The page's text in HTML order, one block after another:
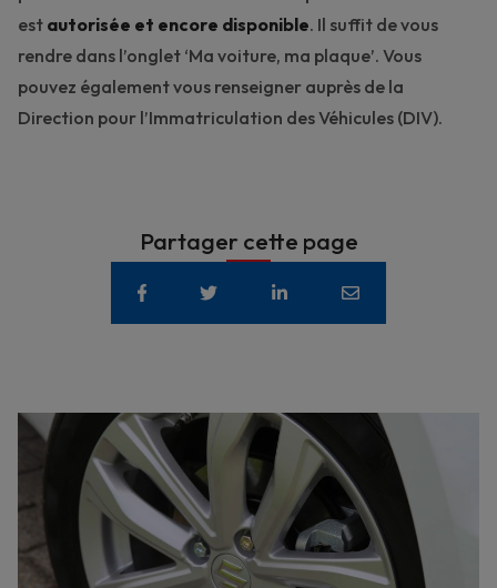
est autorisée et encore disponible. Il suffit de vous
rendre dans l’onglet ‘Ma voiture, ma plaque’. Vous
pouvez également vous renseigner auprès de la
Direction pour l’Immatriculation des Véhicules (DIV).
Partager cette page